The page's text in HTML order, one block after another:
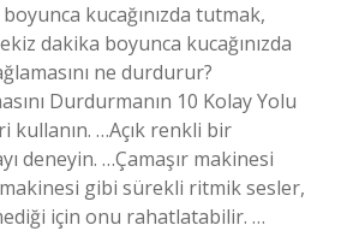
kucağınızda tutmak,
dakika boyunca kucağınızda
ne durdurur?
Durdurmanın 10 Kolay Yolu
kullanın. …Açık renkli bir
deneyin. …Çamaşır makinesi
gibi sürekli ritmik sesler,
için onu rahatlatabilir. …